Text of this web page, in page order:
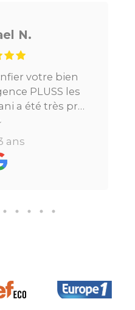
N.
votre bien
PLUSS les
a été très pro
répondre à
en moins de
ou par
est très bien
ans